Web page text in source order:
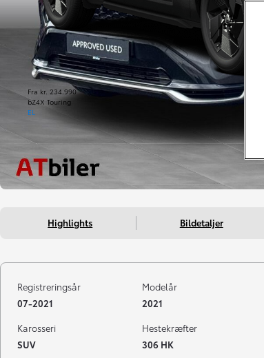
Fra kr. 234.990
bZ4X Touring
EL
Highlights Bildetaljer
Registreringsår
07-2021
Modelår
2021
Karosseri
SUV
Hestekræfter
306 HK